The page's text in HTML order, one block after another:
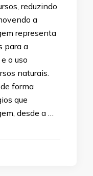
reduzindo
a
representa
para a
o uso
naturais.
forma
que
desde a …